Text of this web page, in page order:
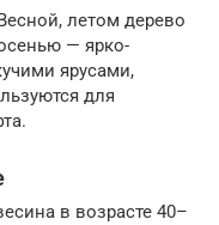
летом дерево
— ярко-
ярусами,
для
в возрасте 40–